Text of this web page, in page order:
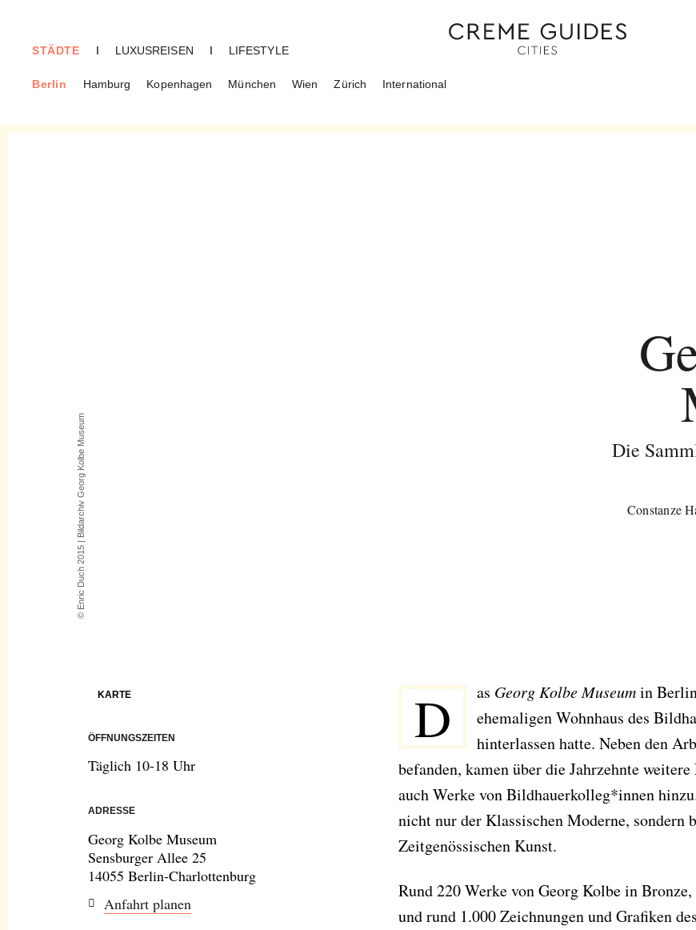
STÄDTE
Berlin Hamburg Kopenhagen München Wien Zürich International
I LUXUSREISEN I LIFESTYLE
Die
Constanze
© Enric Duch 2015 | Bildarchiv Georg Kolbe Museum
KARTE
ÖFFNUNGSZEITEN
Täglich 10-18 Uhr
ADRESSE
Georg Kolbe Museum
Sensburger Allee 25
14055 Berlin-Charlottenburg
Anfahrt planen
Das Georg Kolbe Museumin
ehemaligen Wohnhaus des
hinterlassen hatte. Neben den
befanden, kamen über die Jahrzehnte
auch Werke von Bildhauerkolleg*innen
nicht nur der Klassischen Moderne, sondern
Zeitgenössischen Kunst.
Rund 220 Werke von Georg Kolbe in
und rund 1.000 Zeichnungen und Grafiken